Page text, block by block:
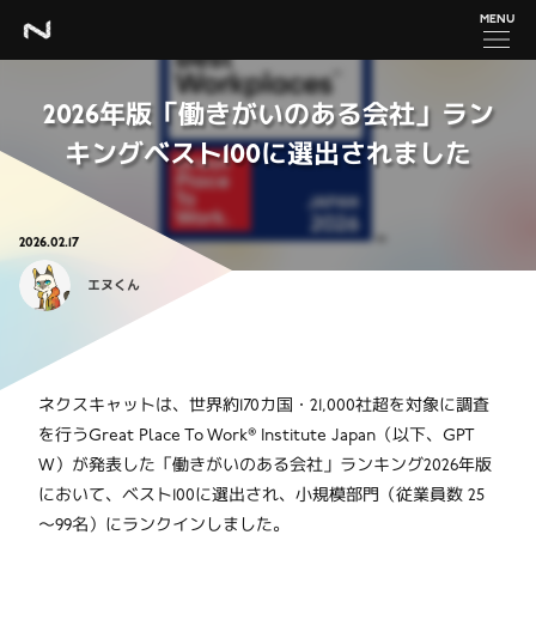
MENU
2026年版「働きがいのある会社」ラン
キングベスト100に選出されました
2026.02.17
エヌくん
ネクスキャットは、世界約170カ国・21,000社超を対象に調査
を行うGreat Place To Work® Institute Japan（以下、GPT
W）が発表した「働きがいのある会社」ランキング2026年版
において、ベスト100に選出され、小規模部門（従業員数 25
～99名）にランクインしました。